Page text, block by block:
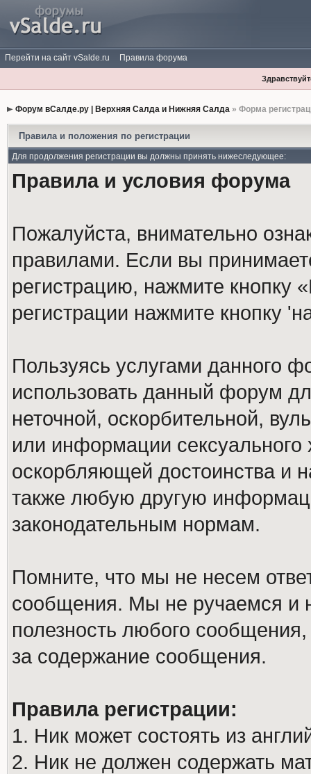
Перейти на сайт vSalde.ru Правила форума
Форум вСалде.ру | Верхняя Салда и Нижняя Салда» Форма
Правила и положения по регистрации
Для продолжения регистрации вы должны принять нижеследующее:
Правила и условия форума
Пожалуйста, внимательно
правилами. Если вы
регистрацию, нажмите кнопку
регистрации нажмите кнопку
Пользуясь услугами данного
использовать данный форум
неточной, оскорбительной,
или информации
оскорбляющей достоинства и
также любую другую
законодательным нормам.
Помните, что мы не несем
сообщения. Мы не ручаемся и
полезность любого
за содержание сообщения.
Правила регистрации:
1. Ник может состоять из
2. Ник не должен содержать